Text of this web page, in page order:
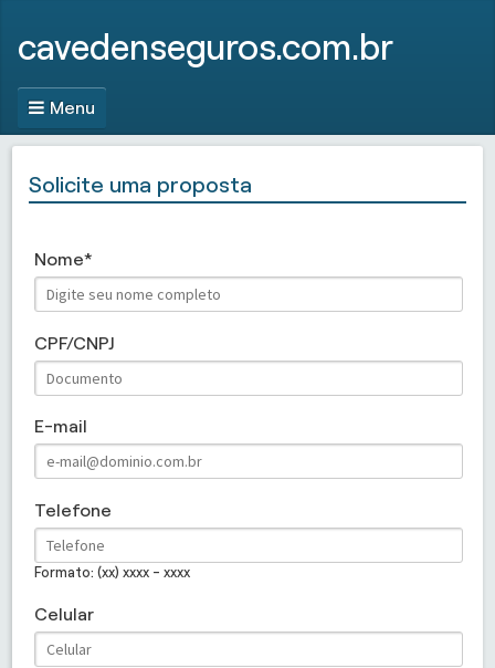
cavedenseguros.com.br
Menu
Solicite uma proposta
Nome
CPF/CNPJ
E-mail
Telefone
Formato: (xx) xxxx - xxxx
Celular